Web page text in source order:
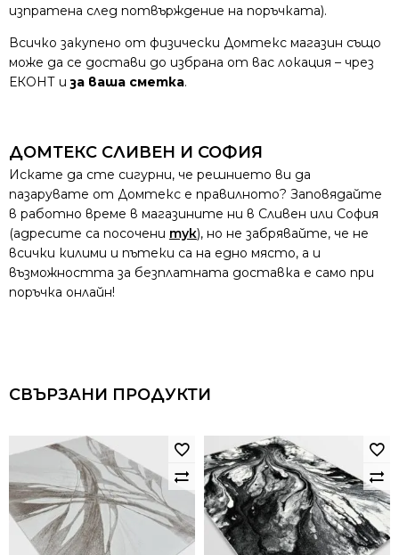
изпратена след потвърждение на поръчката).
Всичко закупено от физически Домтекс магазин също
може да се достави до избрана от вас локация – чрез
ЕКОНТ иза ваша сметка.
ДОМТЕКС СЛИВЕН И СОФИЯ
Искате да сте сигурни, че решнието ви да
пазарувате от Домтекс е правилното? Заповядайте
в работно време в магазините ни в Сливен или София
(адресите са посочени тук), но не забрявайте, че не
всички килими и пътеки са на едно място, а и
възможността за безплатната доставка е само при
поръчка онлайн!
СВЪРЗАНИ ПРОДУКТИ